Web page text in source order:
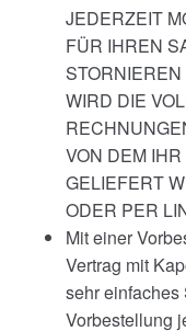
JEDERZEIT
FÜR IHREN
WIRD DIE
VON DEM
GELIEFERT
ODER PER
Mit einer
Vertrag mit
sehr einfaches
Vorbestellung